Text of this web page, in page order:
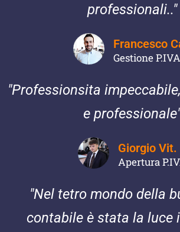
professionali.."
Francesco
Gestione P.IVA
"Professionsita
e
Giorgio Vit.
Apertura
"Nel tetro mondo della
contabile è stata la luce